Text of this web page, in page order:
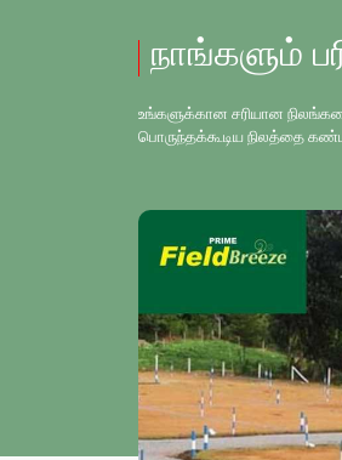
நாங்களும்
உங்களுக்கான சரியான
பொருந்தக்கூடிய நிலத்தை